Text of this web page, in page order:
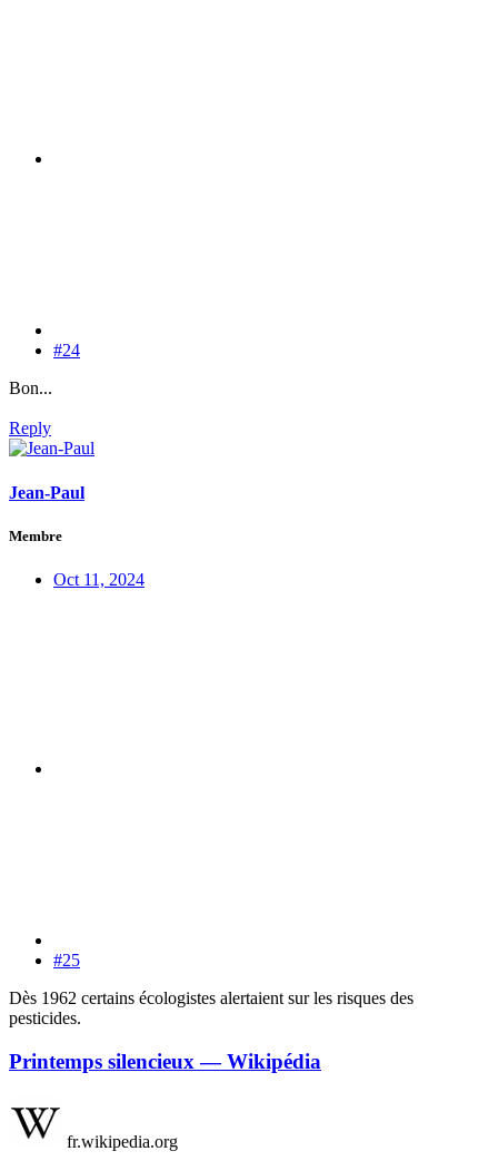
#24
Bon...
Reply
Jean-Paul
Membre
Oct 11, 2024
#25
Dès 1962 certains écologistes alertaient sur les risques des
pesticides.
Printemps silencieux — Wikipédia
fr.wikipedia.org